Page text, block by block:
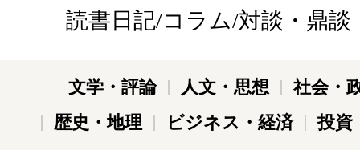
読書日記/コラム/対談・鼎談
文学・評論 人文・思想
社会・
歴史・地理
ビジネス・経済 投資